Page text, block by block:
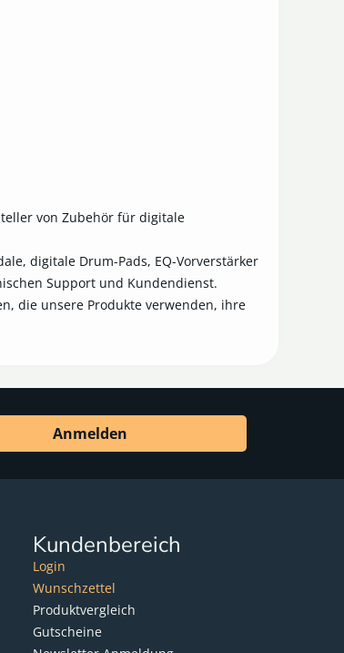
von Zubehör für digitale
digitale Drum-Pads, EQ-Vorverstärker
Support und Kundendienst.
die unsere Produkte verwenden, ihre
Anmelden
Kundenbereich
Login
Wunschzettel
Produktvergleich
Gutscheine